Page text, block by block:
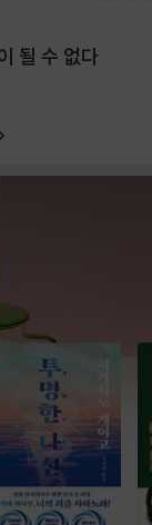
될 수 없다